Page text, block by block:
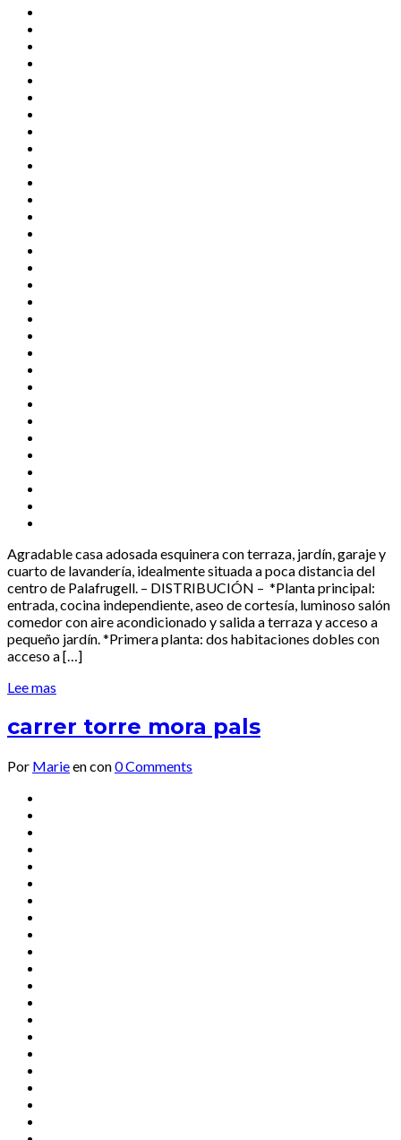
Agradable casa adosada esquinera con terraza, jardín, garaje y
cuarto de lavandería, idealmente situada a poca distancia del
centro de Palafrugell. – DISTRIBUCIÓN – *Planta principal:
entrada, cocina independiente, aseo de cortesía, luminoso salón
comedor con aire acondicionado y salida a terraza y acceso a
pequeño jardín. *Primera planta: dos habitaciones dobles con
acceso a […]
Lee mas
carrer torre mora pals
Por Marieencon0 Comments